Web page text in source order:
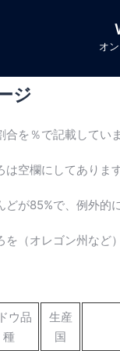
オ
ジ
を％で記載していま
空欄にしてあります
が85%で、例外的
（オレゴン州など
ウ品
種
生産
国